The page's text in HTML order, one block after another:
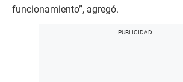
funcionamiento”, agregó.